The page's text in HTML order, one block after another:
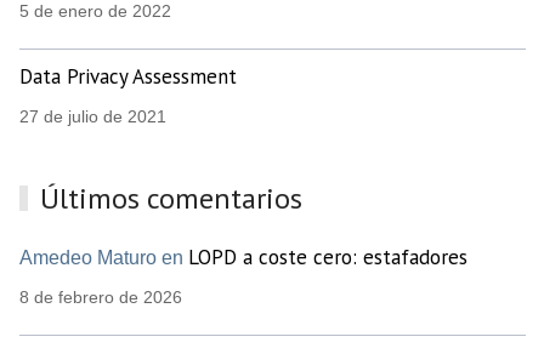
5 de enero de 2022
Data Privacy Assessment
27 de julio de 2021
Últimos comentarios
Amedeo Maturo en LOPD a coste cero: estafadores
8 de febrero de 2026